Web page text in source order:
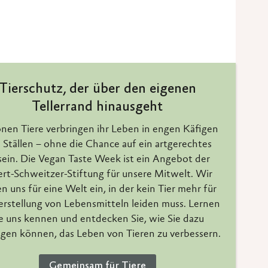
der über den eigenen
Tellerrand hinausgeht
Tiere verbringen ihr Leben in engen Käfigen
Ställen – ohne die Chance auf ein artgerechtes
Die Vegan Taste Week ist ein Angebot der
Schweitzer-Stiftung für unsere Mitwelt. Wir
uns für eine Welt ein, in der kein Tier mehr für
von Lebensmitteln leiden muss. Lernen
uns kennen und entdecken Sie, wie Sie dazu
können, das Leben von Tieren zu verbessern.